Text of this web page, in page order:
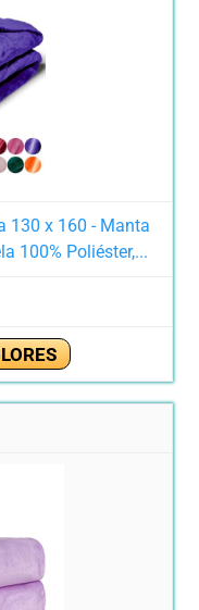
130 x 160 - Manta
100% Poliéster,...